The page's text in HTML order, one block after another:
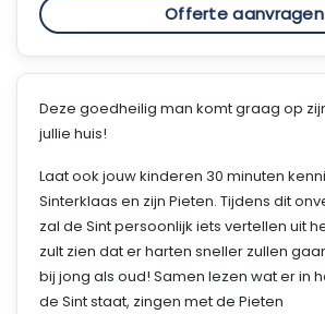
Offerte aanvragen
Deze goedheilig man komt graag op
jullie huis!
Laat ook jouw kinderen 30 minuten
Sinterklaas en zijn Pieten. Tijdens dit
zal de Sint persoonlijk iets vertellen uit
zult zien dat er harten sneller zullen
bij jong als oud! Samen lezen wat er in
de Sint staat, zingen met de Pieten